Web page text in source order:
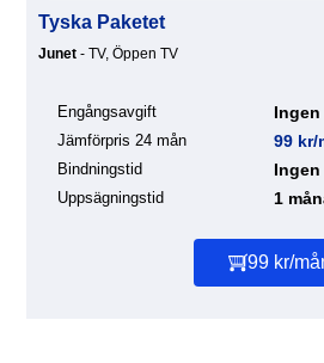
Tyska Paketet
Junet - TV, Öppen TV
Engångsavgift Ingen
Jämförpris 24 mån 99 kr/
Bindningstid Ingen
Uppsägningstid 1
99 kr/